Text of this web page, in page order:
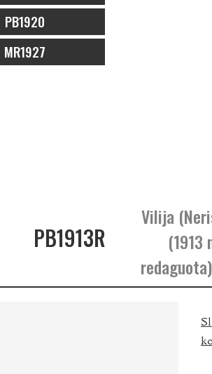
PB1920
MR1927
PB1913R
Vilija
(1913